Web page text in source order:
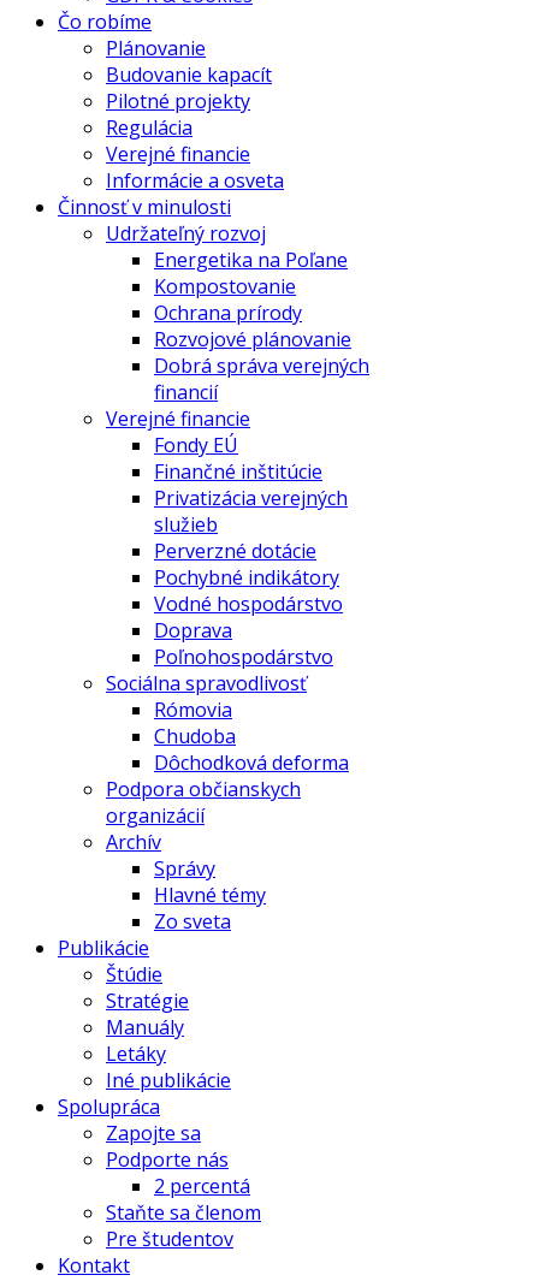
Čo robíme
Plánovanie
Budovanie kapacít
Pilotné projekty
Regulácia
Verejné financie
Informácie a osveta
Činnosť v minulosti
Udržateľný rozvoj
Energetika na Poľane
Kompostovanie
Ochrana prírody
Rozvojové plánovanie
Dobrá správa verejných
financií
Verejné financie
Fondy EÚ
Finančné inštitúcie
Privatizácia verejných
služieb
Perverzné dotácie
Pochybné indikátory
Vodné hospodárstvo
Doprava
Poľnohospodárstvo
Sociálna spravodlivosť
Rómovia
Chudoba
Dôchodková deforma
Podpora občianskych
organizácií
Archív
Správy
Hlavné témy
Zo sveta
Publikácie
Štúdie
Stratégie
Manuály
Letáky
Iné publikácie
Spolupráca
Zapojte sa
Podporte nás
2 percentá
Staňte sa členom
Pre študentov
Kontakt